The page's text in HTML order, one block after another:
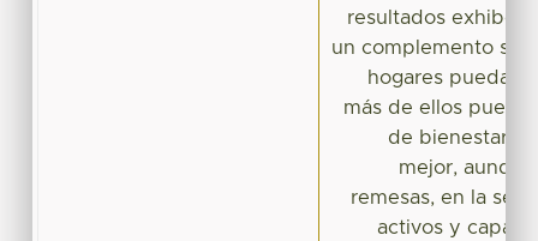
resultados exhiben
un complemento
hogares puedan
más de ellos
de bienestar.
mejor,
remesas, en la
activos y